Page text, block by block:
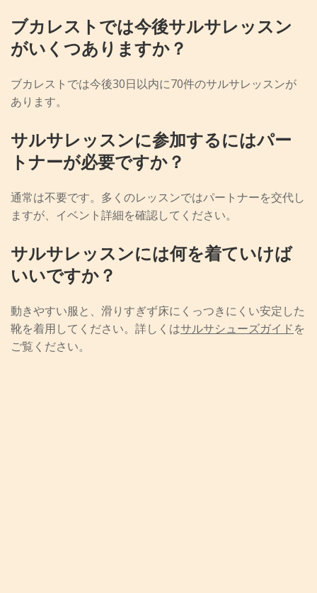
ブカレストでは今後サルサレッスン
がいくつありますか？
ブカレストでは今後30日以内に70件のサルサレッスンが
あります。
サルサレッスンに参加するにはパー
トナーが必要ですか？
通常は不要です。多くのレッスンではパートナーを交代し
ますが、イベント詳細を確認してください。
サルサレッスンには何を着ていけば
いいですか？
動きやすい服と、滑りすぎず床にくっつきにくい安定した
靴を着用してください。詳しくはサルサシューズガイドを
ご覧ください。